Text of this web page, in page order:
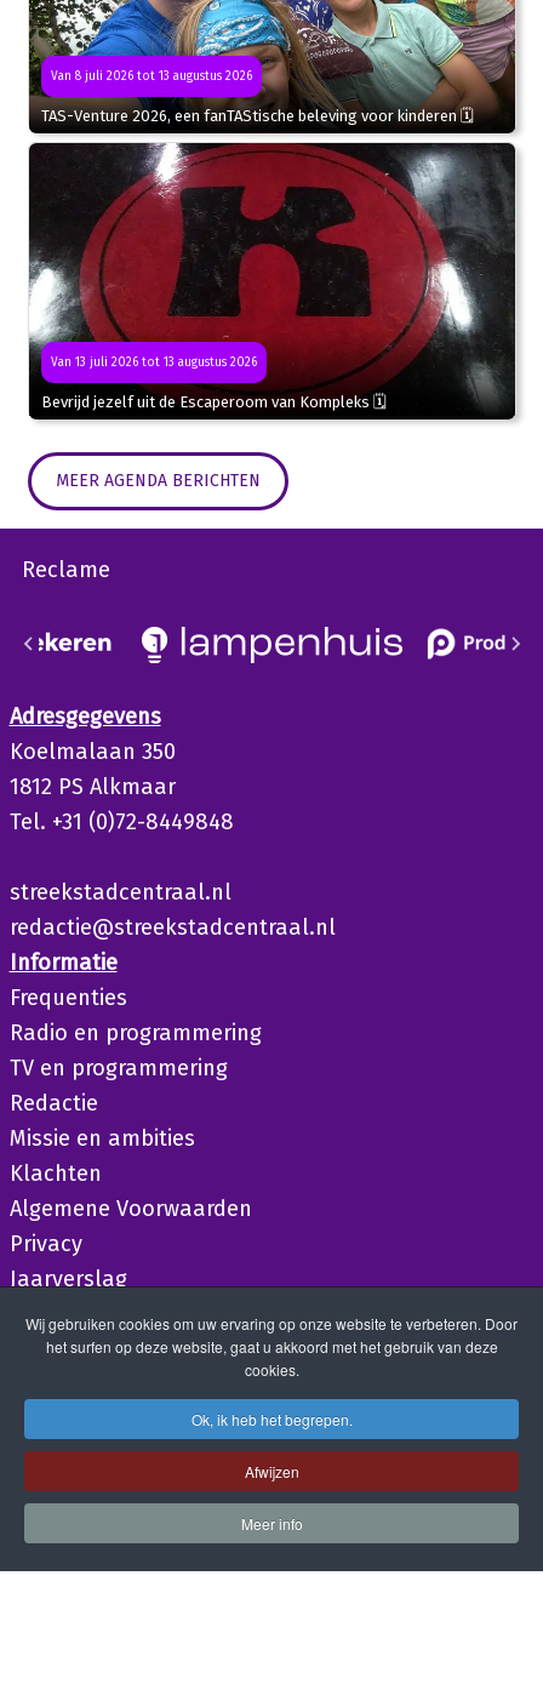
Van 8 juli 2026 tot 13 augustus 2026
TAS-Venture 2026, een fanTAStische beleving voor kinderen 🗓
Van 13 juli 2026 tot 13 augustus 2026
Bevrijd jezelf uit de Escaperoom van Kompleks 🗓
MEER AGENDA BERICHTEN
Reclame
Adresgegevens
Koelmalaan 350
1812 PS Alkmaar
Tel. +31 (0)72-8449848
streekstadcentraal.nl
redactie@streekstadcentraal.nl
Informatie
Frequenties
Radio en programmering
TV en programmering
Redactie
Missie en ambities
Klachten
Algemene Voorwaarden
Privacy
Jaarverslag
Wij gebruiken cookies om uw ervaring op onze website te verbeteren. Door
het surfen op deze website, gaat u akkoord met het gebruik van deze
cookies.
Ok, ik heb het begrepen.
Afwijzen
Meer info